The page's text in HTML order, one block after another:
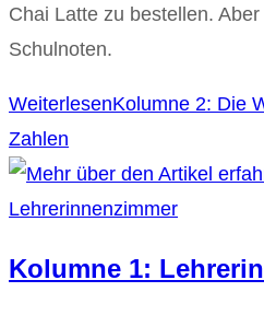
Chai Latte zu bestellen.
Schulnoten.
WeiterlesenKolumne 2: Die
Zahlen
Kolumne 1: